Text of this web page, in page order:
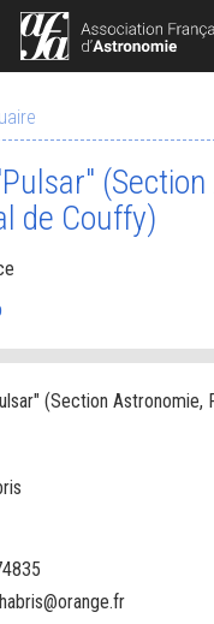
de Couffy)
(Section Astronomie,